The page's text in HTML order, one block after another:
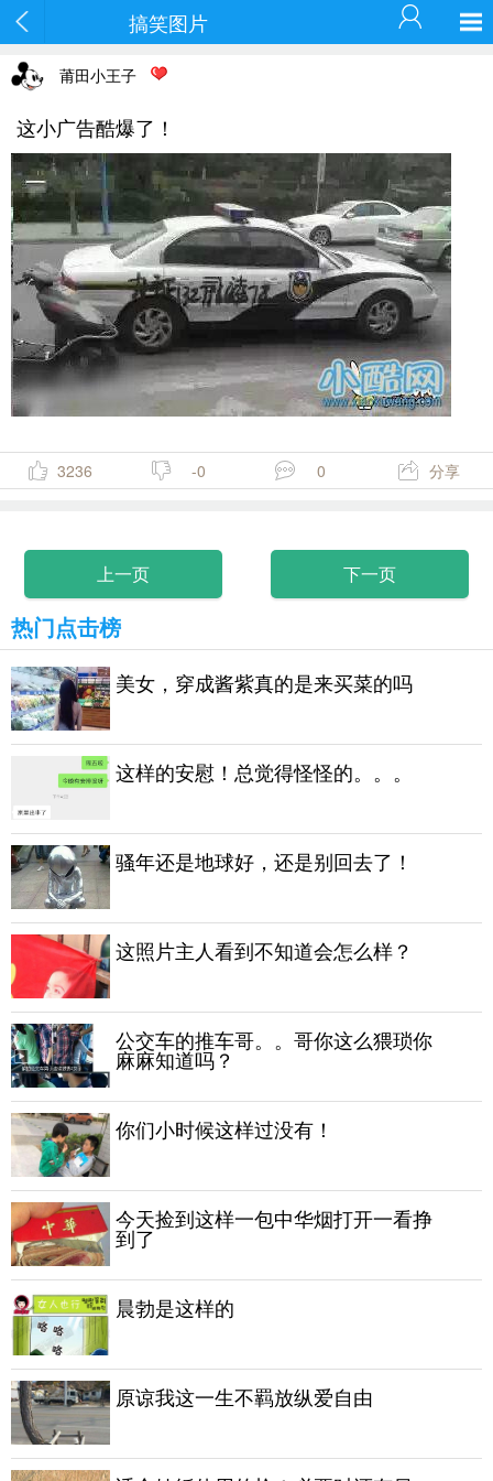
搞笑图片
莆田小王子
这小广告酷爆了！
3236 -0 0 分享
上一页 下一页
热门点击榜
美女，穿成酱紫真的是来买菜的吗
这样的安慰！总觉得怪怪的。。。
骚年还是地球好，还是别回去了！
这照片主人看到不知道会怎么样？
公交车的推车哥。。哥你这么猥琐你
麻麻知道吗？
你们小时候这样过没有！
今天捡到这样一包中华烟打开一看挣
到了
晨勃是这样的
原谅我这一生不羁放纵爱自由